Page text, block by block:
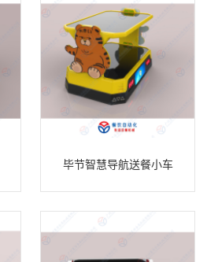
毕节智慧导航送餐小车